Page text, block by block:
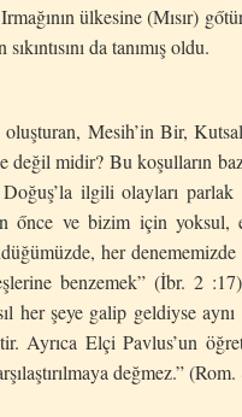
ülkesine (Mısır)
da tanımış oldu.
Mesih’in Bir,
değil midir? Bu koşulların
ilgili olayları parlak
őnce ve bizim için yoksul,
her
benzemek” (İbr. 2
her şeye galip geldiyse
Ayrıca Elçi Pavlus’un
değmez.”